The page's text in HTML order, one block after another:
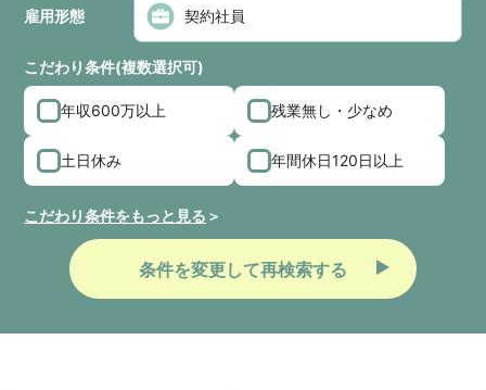
雇用形態
こだわり条件(複数選択可)
年収600万以上 残業無し・少なめ
土日休み 年間休日120日以上
こだわり条件をもっと見る
条件を変更して再検索する